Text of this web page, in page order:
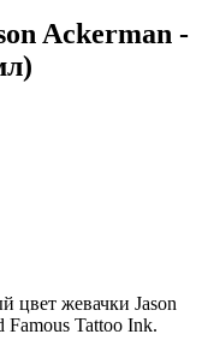
Ackerman -
цвет жевачки Jason
Famous Tattoo Ink.